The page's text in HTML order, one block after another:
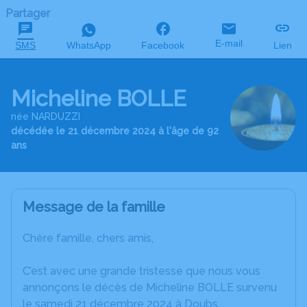
Partager
SMS WhatsApp Facebook E-mail Lien
Micheline BOLLE
née NARDUZZI
décédée le 21 décembre 2024 à l'âge de 92
ans
Message de la famille
Chère famille, chers amis,
C’est avec une grande tristesse que nous vous
annonçons le décès de Micheline BOLLE survenu
le samedi 21 décembre 2024 à Doubs.